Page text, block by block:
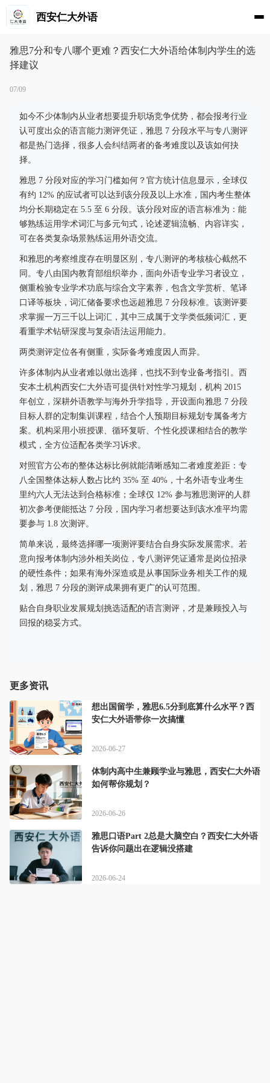
西安仁大外语
雅思7分和专八哪个更难？西安仁大外语给体制内学生的选
择建议
07/09
如今不少体制内从业者想要提升职场竞争优势，都会报考行业
认可度出众的语言能力测评凭证，雅思 7 分段水平与专八测评
都是热门选择，很多人会纠结两者的备考难度以及该如何抉
择。
雅思 7 分段对应的学习门槛如何？官方统计信息显示，全球仅
有约 12% 的应试者可以达到该分段及以上水准，国内考生整体
均分长期稳定在 5.5 至 6 分段。该分段对应的语言标准为：能
够熟练运用学术词汇与多元句式，论述逻辑流畅、内容详实，
可在各类复杂场景熟练运用外语交流。
和雅思的考察维度存在明显区别，专八测评的考核核心截然不
同。专八由国内教育部组织举办，面向外语专业学习者设立，
侧重检验专业学术功底与综合文字素养，包含文学赏析、笔译
口译等板块，词汇储备要求也远超雅思 7 分段标准。该测评要
求掌握一万三千以上词汇，其中三成属于文学类低频词汇，更
看重学术钻研深度与复杂语法运用能力。
两类测评定位各有侧重，实际备考难度因人而异。
许多体制内从业者难以做出选择，也找不到专业备考指引。西
安本土机构西安仁大外语可提供针对性学习规划，机构 2015
年创立，深耕外语教学与海外升学指导，开设面向雅思 7 分段
目标人群的定制集训课程，结合个人预期目标规划专属备考方
案。机构采用小班授课、循环复听、个性化授课相结合的教学
模式，全方位适配各类学习诉求。
对照官方公布的整体达标比例就能清晰感知二者难度差距：专
八全国整体达标人数占比约 35% 至 40%，十名外语专业考生
里约六人无法达到合格标准；全球仅 12% 参与雅思测评的人群
初次参考便能抵达 7 分段，国内学习者想要达到该水准平均需
要参与 1.8 次测评。
简单来说，最终选择哪一项测评要结合自身实际发展需求。若
意向报考体制内涉外相关岗位，专八测评凭证通常是岗位招录
的硬性条件；如果有海外深造或是从事国际业务相关工作的规
划，雅思 7 分段的测评成果拥有更广的认可范围。
贴合自身职业发展规划挑选适配的语言测评，才是兼顾投入与
回报的稳妥方式。
更多资讯
想出国留学，雅思6.5分到底算什么水平？西
安仁大外语带你一次搞懂
2026-06-27
体制内高中生兼顾学业与雅思，西安仁大外语
如何帮你规划？
2026-06-26
雅思口语Part 2总是大脑空白？西安仁大外语
告诉你问题出在逻辑没搭建
2026-06-24